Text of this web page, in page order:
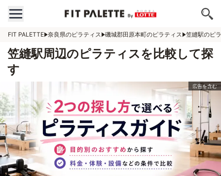
FIT PALETTE 奈良県のピラティス 磯城郡田原本町のピラティス 笠縫駅のピ
笠縫駅周辺のピラティスを比較して探
す